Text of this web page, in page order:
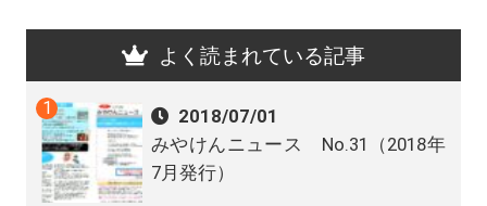
よく読まれている記事
2018/07/01
みやけんニュース No.31（2018年
7月発行）